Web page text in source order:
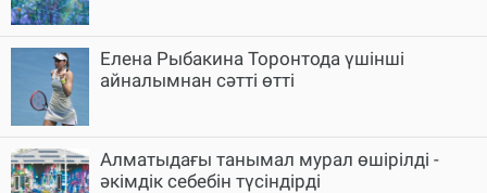
Елена Рыбакина Торонтода үшінші
айналымнан сәтті өтті
Алматыдағы танымал мурал өшірілді -
әкімдік себебін түсіндірді